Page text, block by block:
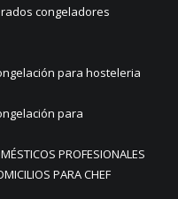
congeladores
para hosteleria
para
PROFESIONALES
PARA CHEF